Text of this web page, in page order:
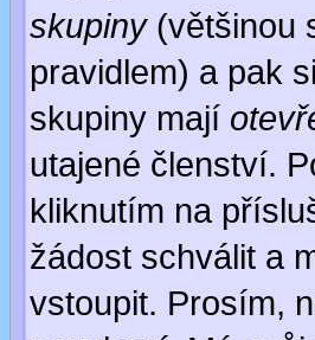
skupiny(většinou
pravidlem) a pak
skupiny mají
utajené členství.
kliknutím na
žádost schválit a
vstoupit. Prosím,